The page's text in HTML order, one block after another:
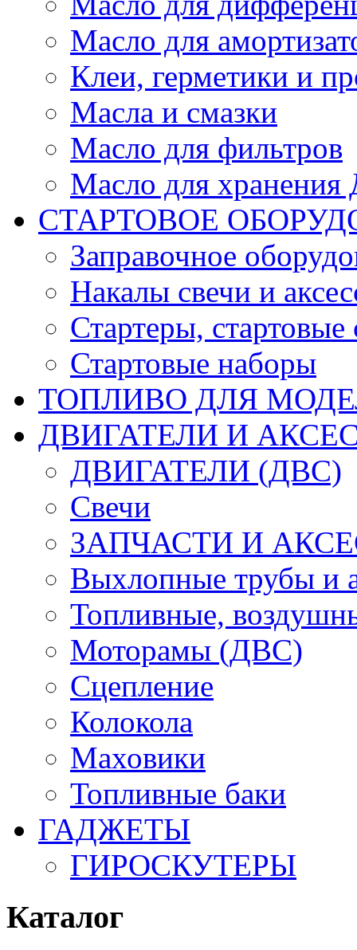
Масло для
Клеи, герметики и
Масла и смазки
Масло для фильтров
Масло для
СТАРТОВОЕ
Заправочное
Накалы свечи и
Стартеры, стартовые
Стартовые наборы
ТОПЛИВО ДЛЯ
ДВИГАТЕЛИ И
ДВИГАТЕЛИ (ДВС)
Свечи
ЗАПЧАСТИ И
Выхлопные трубы и
Топливные,
Моторамы (ДВС)
Сцепление
Колокола
Маховики
Топливные баки
ГАДЖЕТЫ
ГИРОСКУТЕРЫ
Каталог